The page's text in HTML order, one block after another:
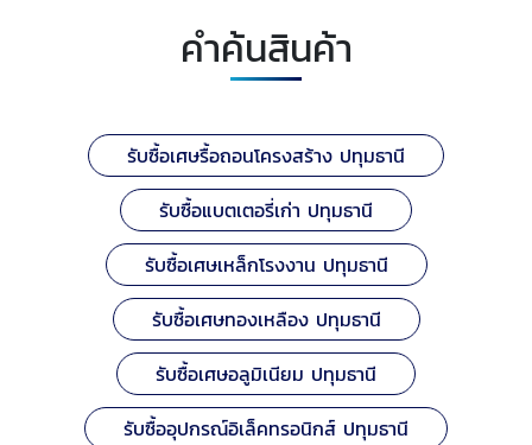
คำค้นสินค้า
รับซื้อเศษรื้อถอนโครงสร้าง ปทุมธานี
รับซื้อแบตเตอรี่เก่า ปทุมธานี
รับซื้อเศษเหล็กโรงงาน ปทุมธานี
รับซื้อเศษทองเหลือง ปทุมธานี
รับซื้อเศษอลูมิเนียม ปทุมธานี
รับซื้ออุปกรณ์อิเล็คทรอนิกส์ ปทุมธานี